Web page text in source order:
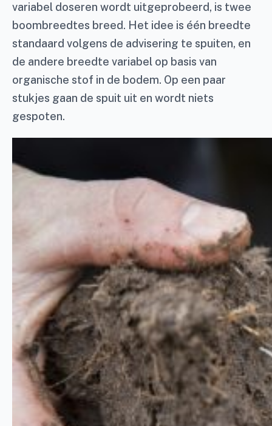
variabel doseren wordt uitgeprobeerd, is twee
boombreedtes breed. Het idee is één breedte
standaard volgens de advisering te spuiten, en
de andere breedte variabel op basis van
organische stof in de bodem. Op een paar
stukjes gaan de spuit uit en wordt niets
gespoten.